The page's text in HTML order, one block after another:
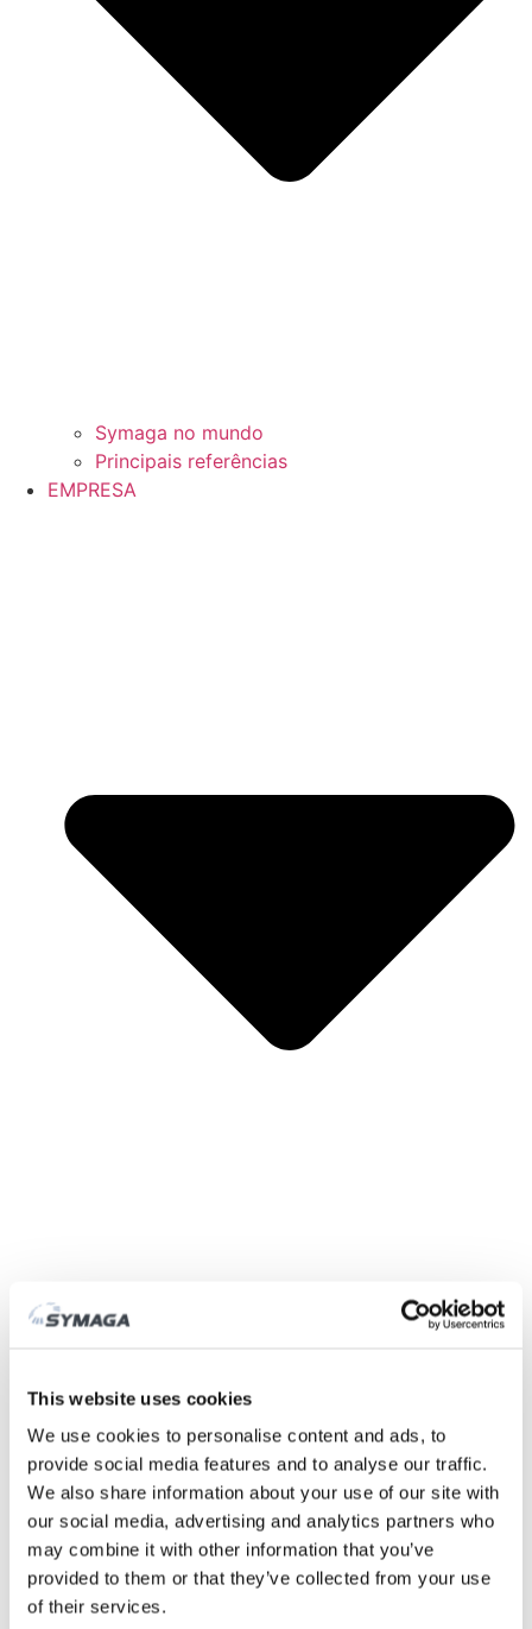
This website uses cookies
We use cookies to personalise content and ads, to
provide social media features and to analyse our traffic.
We also share information about your use of our site with
our social media, advertising and analytics partners who
may combine it with other information that you’ve
provided to them or that they’ve collected from your use
of their services.
Symaga no mundo
Principais referências
EMPRESA
Fábrica
Feiras e eventos
Trabalhe connosco
Certificados e políticas
DESCARGAS
ÁREA CLIENTE